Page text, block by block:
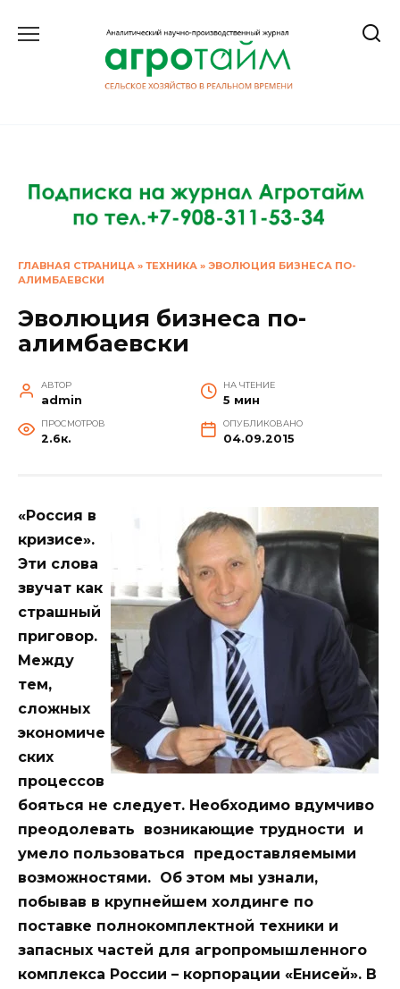
ГЛАВНАЯ СТРАНИЦА » ТЕХНИКА » ЭВОЛЮЦИЯ БИЗНЕСА ПО-
АЛИМБАЕВСКИ
Эволюция бизнеса по-
алимбаевски
АВТОР
admin
НА ЧТЕНИЕ
5 мин
ПРОСМОТРОВ
2.6к.
ОПУБЛИКОВАНО
04.09.2015
«Россия в
кризисе».
Эти слова
звучат как
страшный
приговор.
Между
тем,
сложных
экономиче
ских
процессов
бояться не следует. Необходимо вдумчиво
преодолевать возникающие трудности и
умело пользоваться предоставляемыми
возможностями. Об этом мы узнали,
побывав в крупнейшем холдинге по
поставке полнокомплектной техники и
запасных частей для агропромышленного
комплекса России – корпорации «Енисей». В